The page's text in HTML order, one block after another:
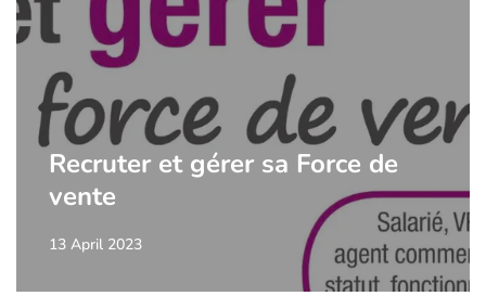
Recruter et gérer sa Force de
vente
13 April 2023